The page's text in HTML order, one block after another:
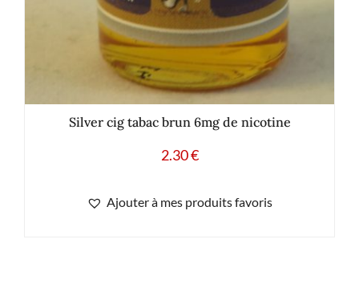
Silver cig tabac brun 6mg de nicotine
2.30€
Ajouter à mes produits favoris